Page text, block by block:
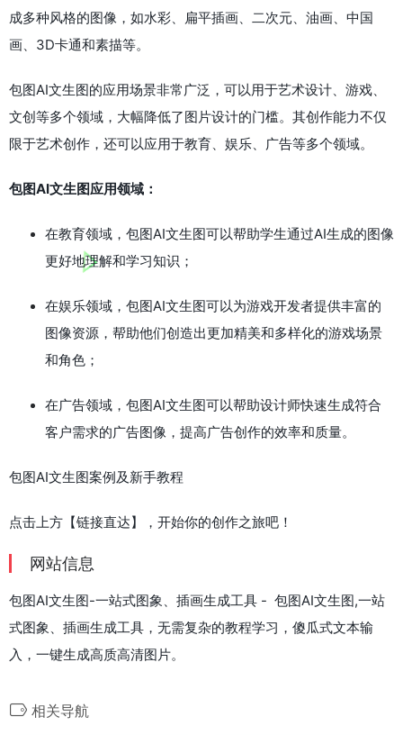
成多种风格的图像，如水彩、扁平插画、二次元、油画、中国
画、3D卡通和素描等。
包图AI文生图的应用场景非常广泛，可以用于艺术设计、游戏、
文创等多个领域，大幅降低了图片设计的门槛。其创作能力不仅
限于艺术创作，还可以应用于教育、娱乐、广告等多个领域。
包图AI文生图应用领域：
在教育领域，包图AI文生图可以帮助学生通过AI生成的图像
更好地理解和学习知识；
在娱乐领域，包图AI文生图可以为游戏开发者提供丰富的
图像资源，帮助他们创造出更加精美和多样化的游戏场景
和角色；
在广告领域，包图AI文生图可以帮助设计师快速生成符合
客户需求的广告图像，提高广告创作的效率和质量。
包图AI文生图案例及新手教程
点击上方【链接直达】，开始你的创作之旅吧！
网站信息
包图AI文生图-一站式图象、插画生成工具 - 包图AI文生图,一站
式图象、插画生成工具，无需复杂的教程学习，傻瓜式文本输
入，一键生成高质高清图片。
相关导航